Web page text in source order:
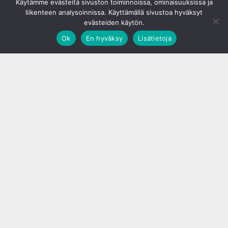
Käytämme evästeitä sivuston toiminnoissa, ominaisuuksissa ja
liikenteen analysoinnissa. Käyttämällä sivustoa hyväksyt
evästeiden käytön.
Ok
En hyväksy Lisätietoja